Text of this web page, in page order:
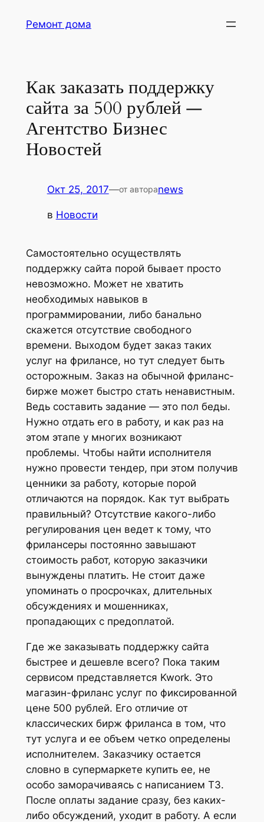
Ремонт дома
Как заказать поддержку
сайта за 500 рублей —
Агентство Бизнес
Новостей
Окт 25, 2017—от автораnews
в Новости
Самостоятельно осуществлять
поддержку сайта порой бывает просто
невозможно. Может не хватить
необходимых навыков в
программировании, либо банально
скажется отсутствие свободного
времени. Выходом будет заказ таких
услуг на фрилансе, но тут следует быть
осторожным. Заказ на обычной фриланс-
бирже может быстро стать ненавистным.
Ведь составить задание — это пол беды.
Нужно отдать его в работу, и как раз на
этом этапе у многих возникают
проблемы. Чтобы найти исполнителя
нужно провести тендер, при этом получив
ценники за работу, которые порой
отличаются на порядок. Как тут выбрать
правильный? Отсутствие какого-либо
регулирования цен ведет к тому, что
фрилансеры постоянно завышают
стоимость работ, которую заказчики
вынуждены платить. Не стоит даже
упоминать о просрочках, длительных
обсуждениях и мошенниках,
пропадающих с предоплатой.
Где же заказывать поддержку сайта
быстрее и дешевле всего? Пока таким
сервисом представляется Kwork. Это
магазин-фриланс услуг по фиксированной
цене 500 рублей. Его отличие от
классических бирж фриланса в том, что
тут услуга и ее объем четко определены
исполнителем. Заказчику остается
словно в супермаркете купить ее, не
особо заморачиваясь с написанием ТЗ.
После оплаты задание сразу, без каких-
либо обсуждений, уходит в работу. А если